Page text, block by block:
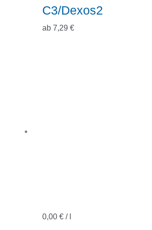
C3/Dexos2
ab 7,29 €
0,00 €/